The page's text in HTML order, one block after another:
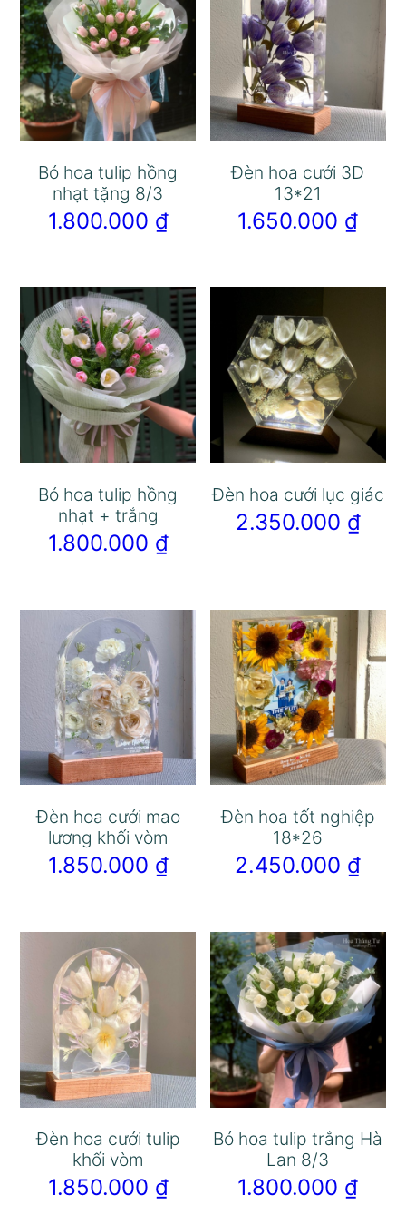
Bó hoa tulip hồng
nhạt tặng 8/3
1.800.000 ₫
Đèn hoa cưới 3D
13*21
1.650.000 ₫
Bó hoa tulip hồng
nhạt + trắng
1.800.000 ₫
Đèn hoa cưới lục giác
2.350.000 ₫
Đèn hoa cưới mao
lương khối vòm
1.850.000 ₫
Đèn hoa tốt nghiệp
18*26
2.450.000 ₫
Đèn hoa cưới tulip
khối vòm
1.850.000 ₫
Bó hoa tulip trắng Hà
Lan 8/3
1.800.000 ₫